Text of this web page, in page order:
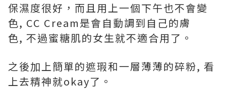
保濕度很好，而且用上一個下午也不會變
色, CC Cream是會自動調到自己的膚
色, 不過蜜糖肌的女生就不適合用了。
之後加上簡單的遮瑕和一層薄薄的碎粉, 看
上去精神就okay了。